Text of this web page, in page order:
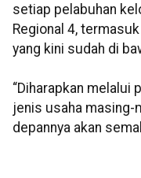
setiap pelabuhan
Regional 4,
yang kini sudah di
“Diharapkan melalui
jenis usaha masing-
depannya akan